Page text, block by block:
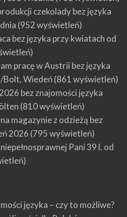
czekolady bez języka
(952 wyświetleń)
bez języka przy kwiatach od
pracę w Austrii bez języka
Bolt, Wiedeń(861 wyświetleń)
bez znajomości języka
(810 wyświetleń)
magazynie z odzieżą bez
2026 (795 wyświetleń)
Pani 39 l. od
języka – czy to możliwe?